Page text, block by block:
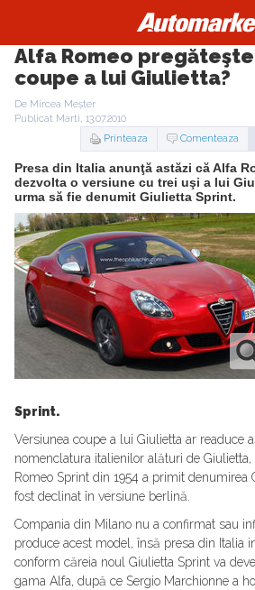
Alfa Romeo
coupe a lui Giulietta?
De Mircea Meșter
Publicat Marti, 13.07.2010
Printeaza
Comenteaza
Presa din Italia anunţă astăzi că Alfa
dezvolta o versiune cu trei uşi a lui
urma să fie denumit Giulietta Sprint.
Sprint.
Versiunea coupe a lui Giulietta ar readuce
nomenclatura italienilor alături de
Romeo Sprint din 1954 a primit denumirea
fost declinat în versiune berlină.
Compania din Milano nu a confirmat sau
produce acest model, însă presa din Italia
conform căreia noul Giulietta Sprint va
gama Alfa, după ce Sergio Marchionne a